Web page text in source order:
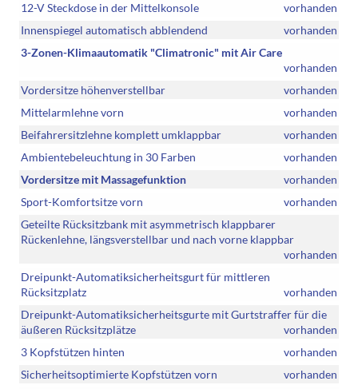
12-V Steckdose in der Mittelkonsole
vorhanden
Innenspiegel automatisch abblendend
vorhanden
3-Zonen-Klimaautomatik "Climatronic" mit Air Care
vorhanden
Vordersitze höhenverstellbar
vorhanden
Mittelarmlehne vorn
vorhanden
Beifahrersitzlehne komplett umklappbar
vorhanden
Ambientebeleuchtung in 30 Farben
vorhanden
Vordersitze mit Massagefunktion
vorhanden
Sport-Komfortsitze vorn
vorhanden
Geteilte Rücksitzbank mit asymmetrisch klappbarer
Rückenlehne, längsverstellbar und nach vorne klappbar
vorhanden
Dreipunkt-Automatiksicherheitsgurt für mittleren
Rücksitzplatz
vorhanden
Dreipunkt-Automatiksicherheitsgurte mit Gurtstraffer für die
äußeren Rücksitzplätze
vorhanden
3 Kopfstützen hinten
vorhanden
Sicherheitsoptimierte Kopfstützen vorn
vorhanden